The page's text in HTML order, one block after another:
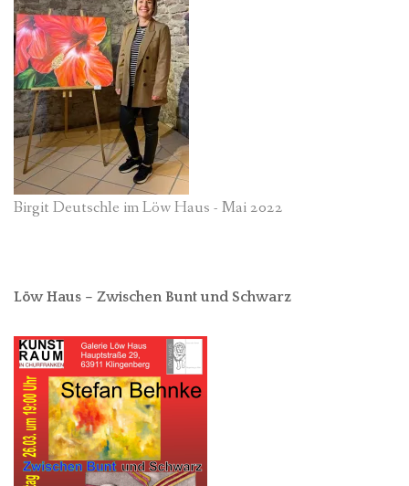
Birgit Deutschle im Löw Haus - Mai 2022
Löw Haus – Zwischen Bunt und Schwarz